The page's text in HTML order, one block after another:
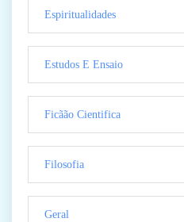
Espiritualidades
Estudos E Ensaio
Ficãão Cientifica
Filosofia
Geral